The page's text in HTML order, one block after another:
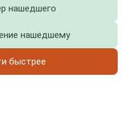
нашедшего
нашедшему
быстрее